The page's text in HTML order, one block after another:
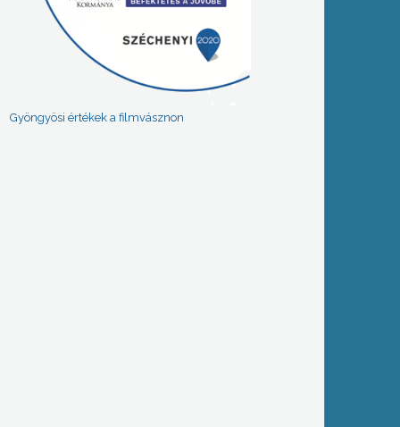
Gyöngyösi értékek a filmvásznon